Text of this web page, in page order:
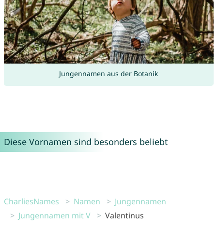
Jungennamen aus der Botanik
Diese Vornamen sind besonders beliebt
CharliesNames Namen
Jungennamen
Jungennamen mit V
Valentinus